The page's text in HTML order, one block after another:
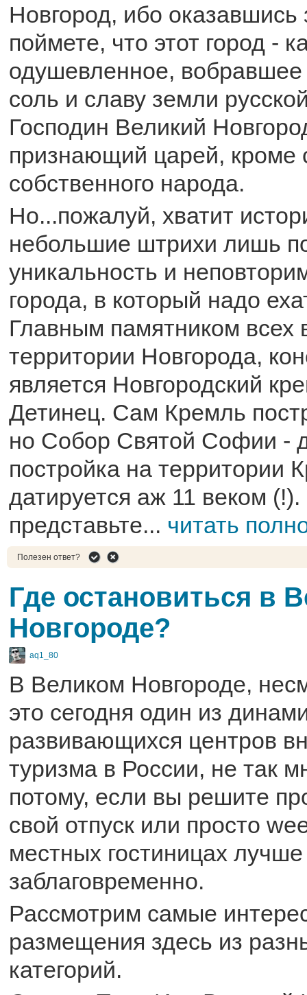
Новгород, ибо оказавшись
поймете, что этот город -
одушевленное,
соль и славу земли
Господин Великий
признающий царей, кроме
собственного народа.
Но...пожалуй, хватит
небольшие штрихи лишь
уникальность и
города, в который надо
Главным памятником всех
территории Новгорода,
является Новгородский
Детинец. Сам Кремль
но Собор Святой Софии -
постройка на территории
датируется аж 11 веком
представьте... читать
Полезен ответ?
Где остановиться в
Новгороде?
aq1_80
В Великом Новгороде,
это сегодня один из
развивающихся центров
туризма в России, не так
потому, если вы решите
свой отпуск или просто
местных гостиницах
заблаговременно.
Рассмотрим самые
размещения здесь из
категорий.